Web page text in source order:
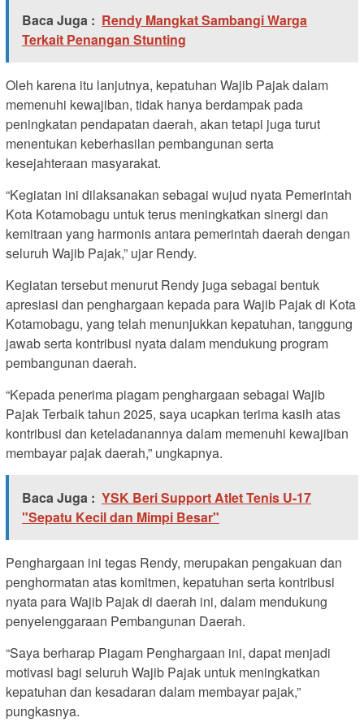
Baca Juga : Rendy Mangkat Sambangi Warga
Terkait Penangan Stunting
Oleh karena itu lanjutnya, kepatuhan Wajib Pajak dalam
memenuhi kewajiban, tidak hanya berdampak pada
peningkatan pendapatan daerah, akan tetapi juga turut
menentukan keberhasilan pembangunan serta
kesejahteraan masyarakat.
“Kegiatan ini dilaksanakan sebagai wujud nyata Pemerintah
Kota Kotamobagu untuk terus meningkatkan sinergi dan
kemitraan yang harmonis antara pemerintah daerah dengan
seluruh Wajib Pajak,” ujar Rendy.
Kegiatan tersebut menurut Rendy juga sebagai bentuk
apresiasi dan penghargaan kepada para Wajib Pajak di Kota
Kotamobagu, yang telah menunjukkan kepatuhan, tanggung
jawab serta kontribusi nyata dalam mendukung program
pembangunan daerah.
“Kepada penerima piagam penghargaan sebagai Wajib
Pajak Terbaik tahun 2025, saya ucapkan terima kasih atas
kontribusi dan keteladanannya dalam memenuhi kewajiban
membayar pajak daerah,” ungkapnya.
Baca Juga : YSK Beri Support Atlet Tenis U-17
"Sepatu Kecil dan Mimpi Besar"
Penghargaan ini tegas Rendy, merupakan pengakuan dan
penghormatan atas komitmen, kepatuhan serta kontribusi
nyata para Wajib Pajak di daerah ini, dalam mendukung
penyelenggaraan Pembangunan Daerah.
“Saya berharap Piagam Penghargaan ini, dapat menjadi
motivasi bagi seluruh Wajib Pajak untuk meningkatkan
kepatuhan dan kesadaran dalam membayar pajak,”
pungkasnya.